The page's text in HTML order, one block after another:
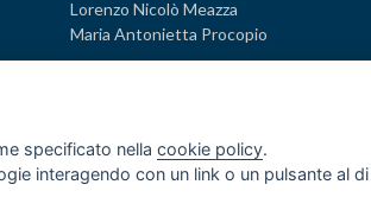
Lorenzo Nicolò Meazza
Maria Antonietta Procopio
specificato nella cookie policy.
interagendo con un link o un pulsante al